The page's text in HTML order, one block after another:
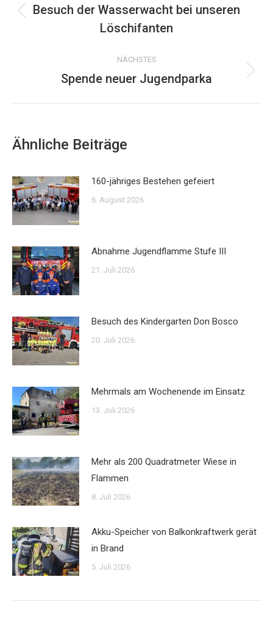
Beitrag:
Besuch der Wasserwacht bei unseren
Löschifanten
NÄCHSTES
Nächster
Spende neuer Jugendparka
Ähnliche Beiträge
160-jähriges Bestehen gefeiert
6. August 2026
Abnahme Jugendflamme Stufe III
21. Juli 2026
Besuch des Kindergarten Don Bosco
20. Juli 2026
Mehrmals am Wochenende im Einsatz
13. Juli 2026
Mehr als 200 Quadratmeter Wiese in
Flammen
8. Juli 2026
Akku-Speicher von Balkonkraftwerk gerät
in Brand
5. Juli 2026